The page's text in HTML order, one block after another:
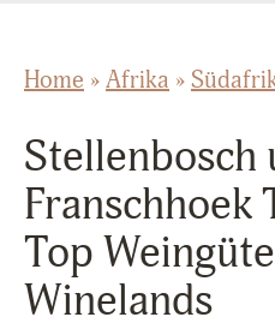
Home » Afrika »
Stellenbosch
Franschhoek
Top
Winelands